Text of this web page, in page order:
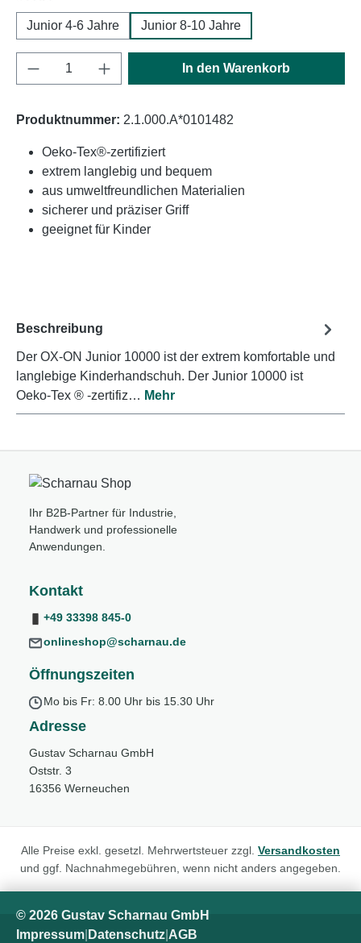
Junior 4-6 Jahre Junior 8-10 Jahre
Produkt Anzahl: Gib den gewünschten
In den Warenkorb
Produktnummer: 2.1.000.A*0101482
Oeko-Tex®-zertifiziert
extrem langlebig und bequem
aus umweltfreundlichen Materialien
sicherer und präziser Griff
geeignet für Kinder
Beschreibung
Der OX-ON Junior 10000 ist der extrem komfortable und
langlebige Kinderhandschuh. Der Junior 10000 ist
Oeko-Tex ® -zertifiz… Mehr
Ihr B2B-Partner für Industrie,
Handwerk und professionelle
Anwendungen.
Kontakt
+49 33398 845-0
onlineshop@scharnau.de
Öffnungszeiten
Mo bis Fr: 8.00 Uhr bis 15.30 Uhr
Adresse
Gustav Scharnau GmbH
Oststr. 3
16356 Werneuchen
Alle Preise exkl. gesetzl. Mehrwertsteuer zzgl. Versandkosten
und ggf. Nachnahmegebühren, wenn nicht anders angegeben.
© 2026 Gustav Scharnau GmbH
Impressum Datenschutz AGB